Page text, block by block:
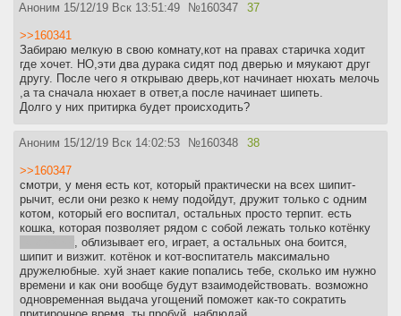
Аноним 15/12/19 Вск 13:51:49 №160347 37
>>160341
Забираю мелкую в свою комнату,кот на правах старичка ходит
где хочет. НО,эти два дурака сидят под дверью и мяукают друг
другу. После чего я открываю дверь,кот начинает нюхать мелочь
,а та сначала нюхает в ответ,а после начинает шипеть.
Долго у них притирка будет происходить?
Аноним 15/12/19 Вск 14:02:53 №160348 38
>>160347
смотри, у меня есть кот, который практически на всех шипит-
рычит, если они резко к нему подойдут, дружит только с одним
котом, который его воспитал, остальных просто терпит. есть
кошка, которая позволяет рядом с собой лежать только котёнку
, облизывает его, играет, а остальных она боится,
шипит и визжит. котёнок и кот-воспитатель максимально
дружелюбные. хуй знает какие попались тебе, сколько им нужно
времени и как они вообще будут взаимодействовать. возможно
одновременная выдача угощений поможет как-то сократить